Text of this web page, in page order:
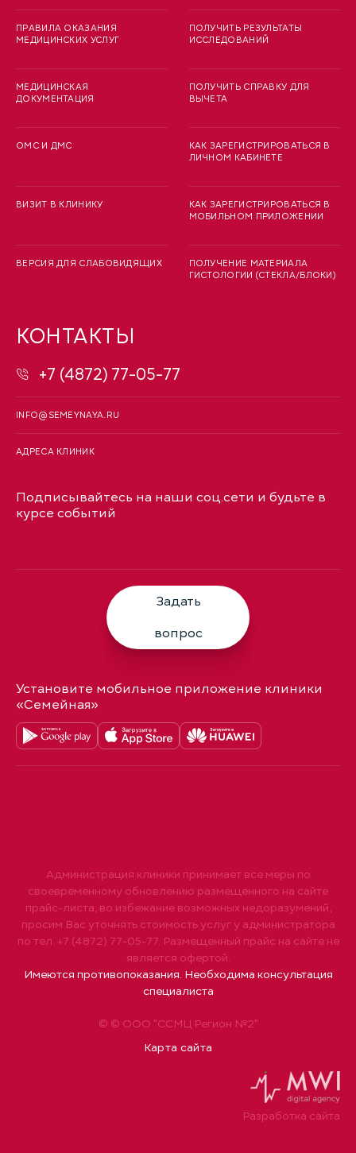
ПРАВИЛА ОКАЗАНИЯ
МЕДИЦИНСКИХ УСЛУГ
МЕДИЦИНСКАЯ
ДОКУМЕНТАЦИЯ
ОМС И ДМС
ВИЗИТ В КЛИНИКУ
ВЕРСИЯ ДЛЯ СЛАБОВИДЯЩИХ
ПОЛУЧИТЬ РЕЗУЛЬТАТЫ
ИССЛЕДОВАНИЙ
ПОЛУЧИТЬ СПРАВКУ ДЛЯ
ВЫЧЕТА
КАК ЗАРЕГИСТРИРОВАТЬСЯ В
ЛИЧНОМ КАБИНЕТЕ
КАК ЗАРЕГИСТРИРОВАТЬСЯ В
МОБИЛЬНОМ ПРИЛОЖЕНИИ
ПОЛУЧЕНИЕ МАТЕРИАЛА
ГИСТОЛОГИИ (СТЕКЛА/БЛОКИ)
КОНТАКТЫ
+7 (4872) 77-05-77
INFO@SEMEYNAYA.RU
АДРЕСА КЛИНИК
Подписывайтесь на наши соц.сети и будьте в
курсе событий
Задать
вопрос
Установите мобильное приложение клиники
«Семейная»
© © ООО "ССМЦ Регион №2"
Карта сайта
Администрация клиники принимает все меры по
своевременному обновлению размещенного на сайте
прайс-листа, во избежание возможных недоразумений,
просим Вас уточнять стоимость услуг у администратора
по тел. +7 (4872) 77-05-77. Размещенный прайс на сайте не
является офертой.
Имеются противопоказания. Необходима консультация
специалиста
Разработка сайта